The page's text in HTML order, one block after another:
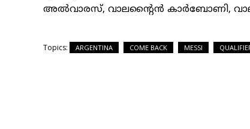
അൽവാരസ്, വാലൻ്റൈൻ കാർബോണി,
Topics: ARGENTINA COME BACK MESSI